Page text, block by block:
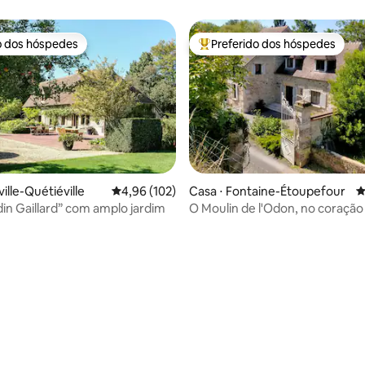
de 5, 208 avaliações
dos hóspedes
dos hóspedes
Quétiéville 4,96 de uma avaliação média de 5, 102
4,96 (102)
Gaillard” com amplo jardim
Entre os melhores preferidos
Preferido dos hóspedes
Casa ⋅ Fontaine-Étoupefour
O Moulin de l'Odon, no